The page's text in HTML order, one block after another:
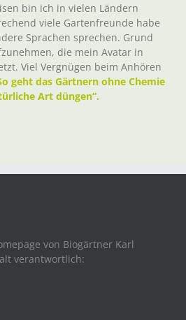
bin ich in vielen Ländern
viele Gartenfreunde habe
Sprachen sprechen. Grund
die mein Avatar in
Viel Vergnügen beim Anhören
geht das Gärtnern ohne Chemie
Art düngen“.
von Biogärtner Karl
verantwortlich: